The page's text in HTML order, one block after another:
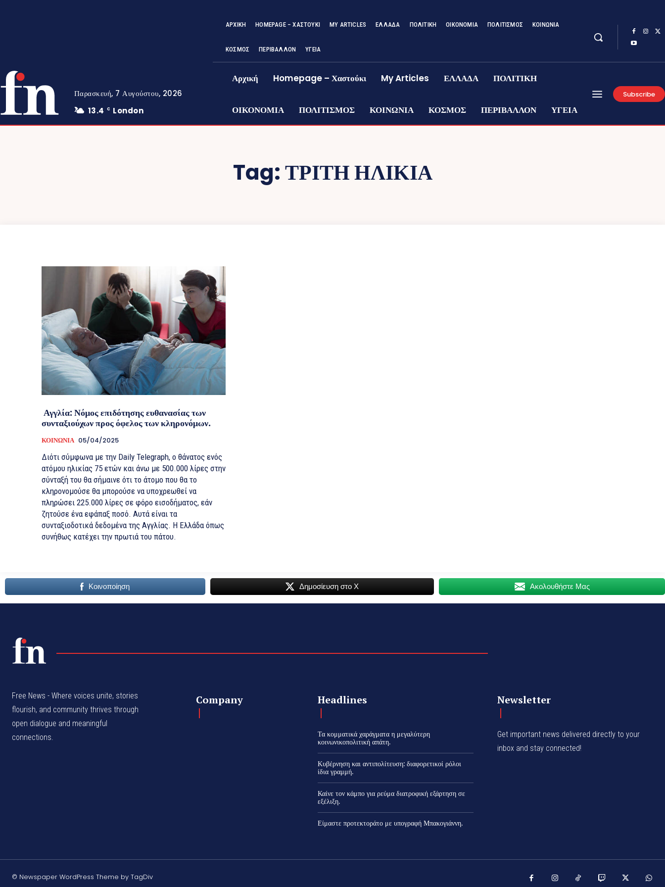
Παρασκευή, 7 Αυγούστου, 2026
13.4
C London
ΑΡΧΙΚΉ HOMEPAGE – ΧΑΣΤΟΎΚΙ MY ARTICLES ΕΛΛΑΔΑ ΠΟΛΙΤΙΚΗ ΟΙΚΟΝΟΜΙΑ ΠΟΛΙΤΙΣΜΟΣ ΚΟΙΝΩΝΙΑ
ΚΟΣΜΟΣ ΠΕΡΙΒΑΛΛΟΝ ΥΓΕΙΑ
Αρχική Homepage – Χαστούκι My Articles ΕΛΛΑΔΑ ΠΟΛΙΤΙΚΗ
ΟΙΚΟΝΟΜΙΑ ΠΟΛΙΤΙΣΜΟΣ ΚΟΙΝΩΝΙΑ ΚΟΣΜΟΣ ΠΕΡΙΒΑΛΛΟΝ ΥΓΕΙΑ
Subscribe
Tag:ΤΡΙΤΗ ΗΛΙΚΙΑ
Αγγλία: Νόμος επιδότησης ευθανασίας των
συνταξιούχων προς όφελος των κληρονόμων.
ΚΟΙΝΩΝΙΑ 05/04/2025
Διότι σύμφωνα με την Daily Telegraph, ο θάνατος ενός
ατόμου ηλικίας 75 ετών και άνω με 500.000 λίρες στην
σύνταξή του θα σήμαινε ότι το άτομο που θα το
κληρονομούσε θα μπορούσε να υποχρεωθεί να
πληρώσει 225.000 λίρες σε φόρο εισοδήματος, εάν
ζητούσε ένα εφάπαξ ποσό. Αυτά είναι τα
συνταξιοδοτικά δεδομένα της Αγγλίας. Η Ελλάδα όπως
συνήθως κατέχει την πρωτιά του πάτου.
Κοινοποίηση Δημοσίευση στο Χ Ακολουθήστε Μας
Free News - Where voices unite, stories
flourish, and community thrives through
open dialogue and meaningful
connections.
Company Headlines
Τα κομματικά χαράγματα η μεγαλύτερη
κοινωνικοπολιτική απάτη.
Κυβέρνηση και αντιπολίτευση: διαφορετικοί ρόλοι
ίδια γραμμή.
Καίνε τον κάμπο για ρεύμα διατροφική εξάρτηση σε
εξέλιξη.
Είμαστε προτεκτοράτο με υπογραφή Μπακογιάννη.
Newsletter
Get important news delivered directly to your
inbox and stay connected!
© Newspaper WordPress Theme by TagDiv